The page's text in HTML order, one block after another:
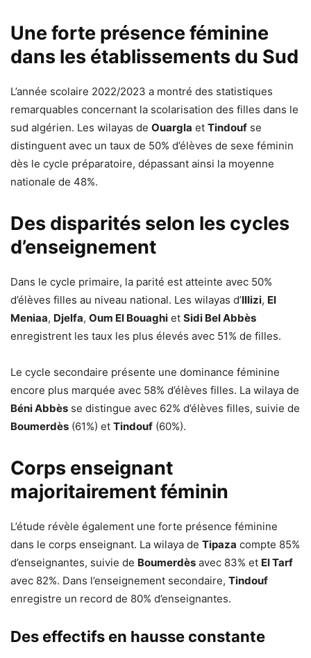
Une forte présence féminine
dans les établissements du Sud
L’année scolaire 2022/2023 a montré des statistiques
remarquables concernant la scolarisation des filles dans le
sud algérien. Les wilayas de Ouargla et Tindouf se
distinguent avec un taux de 50% d’élèves de sexe féminin
dès le cycle préparatoire, dépassant ainsi la moyenne
nationale de 48%.
Des disparités selon les cycles
d’enseignement
Dans le cycle primaire, la parité est atteinte avec 50%
d’élèves filles au niveau national. Les wilayas d’Illizi, El
Meniaa, Djelfa, Oum El Bouaghi et Sidi Bel Abbès
enregistrent les taux les plus élevés avec 51% de filles.
Le cycle secondaire présente une dominance féminine
encore plus marquée avec 58% d’élèves filles. La wilaya de
Béni Abbès se distingue avec 62% d’élèves filles, suivie de
Boumerdès (61%) et Tindouf (60%).
Corps enseignant
majoritairement féminin
L’étude révèle également une forte présence féminine
dans le corps enseignant. La wilaya de Tipaza compte 85%
d’enseignantes, suivie de Boumerdès avec 83% et El Tarf
avec 82%. Dans l’enseignement secondaire, Tindouf
enregistre un record de 80% d’enseignantes.
Des effectifs en hausse constante